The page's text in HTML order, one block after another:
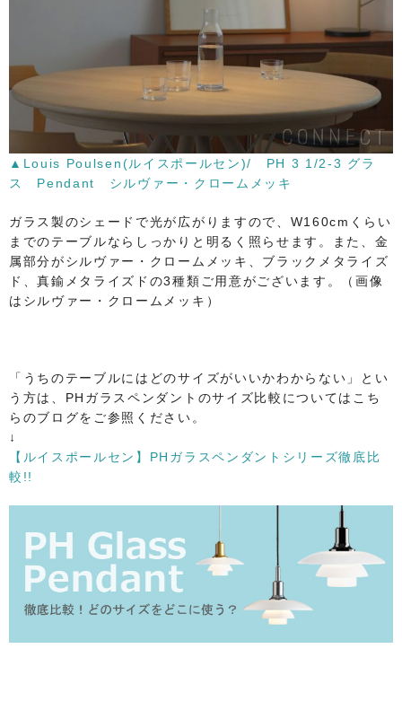
▲Louis Poulsen(ルイスポールセン)/ PH 3 1/2-3 グラ
ス Pendant シルヴァー・クロームメッキ
ガラス製のシェードで光が広がりますので、W160cmくらい
までのテーブルならしっかりと明るく照らせます。また、金
属部分がシルヴァー・クロームメッキ、ブラックメタライズ
ド、真鍮メタライズドの3種類ご用意がございます。（画像
はシルヴァー・クロームメッキ）
「うちのテーブルにはどのサイズがいいかわからない」とい
う方は、PHガラスペンダントのサイズ比較についてはこち
らのブログをご参照ください。
↓
【ルイスポールセン】PHガラスペンダントシリーズ徹底比
較!!